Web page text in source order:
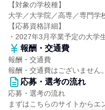
【対象の学校種】
大学／大学院／高専／専門学
【応募資格詳細】
・2027年3月卒業予定の大学
報酬・交通費
報酬・交通費
報酬・交通費はございません。
応募・選考の流れ
応募・選考の流れ
まずはこちらのサイトからエ